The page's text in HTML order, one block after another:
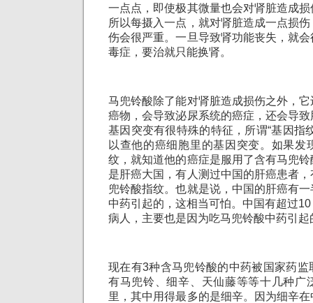
一点点，即使极其微量也会对肾脏造成
所以每摄入一点，就对肾脏造成一点损
伤会很严重。一旦导致肾功能丧失，就
毒症，要治就只能换肾。
马兜铃酸除了能对肾脏造成损伤之外，
癌物，会导致泌尿系统的癌症，还会导
基因突变有很特殊的特征，所谓“基因指
以查他的癌细胞里的基因突变。如果发
纹，就知道他的癌症是服用了含有马兜
是肝癌大国，有人测过中国的肝癌患者
兜铃酸指纹。也就是说，中国的肝癌有
中药引起的，这相当可怕。中国有超过
病人，主要也是因为吃马兜铃酸中药引起
现在有3种含马兜铃酸的中药被国家药
有马兜铃、细辛、天仙藤等等十几种广
里，其中用得最多的是细辛。因为细辛